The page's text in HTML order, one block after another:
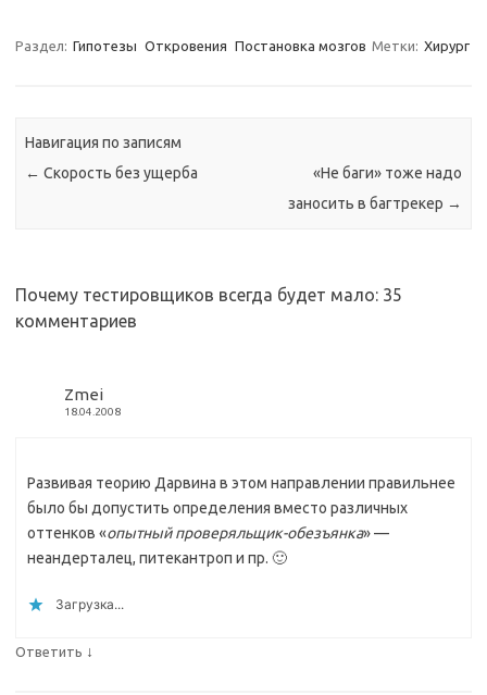
взаимоотношения между
я прочел в…
уже идут домой, или
прочими атрибутами,
которыми снабжены все
Раздел: Гипотезы Откровения Постановка мозгов Метки: Хирург
Навигация по записям
← Скорость без ущерба
«Не баги» тоже надо
заносить в багтрекер →
Почему тестировщиков всегда будет мало: 35
комментариев
Zmei
18.04.2008
Развивая теорию Дарвина в этом направлении правильнее
было бы допустить определения вместо различных
оттенков «опытный проверяльщик-обезъянка» —
неандерталец, питекантроп и пр. 🙂
Загрузка...
Ответить ↓